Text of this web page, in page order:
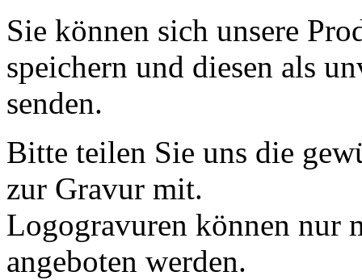
Sie können sich unsere
speichern und diesen als
senden.
Bitte teilen Sie uns die
zur Gravur mit.
Logogravuren können nur
angeboten werden.